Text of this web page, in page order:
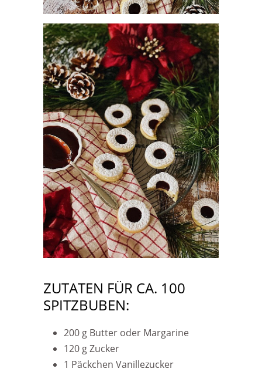
ZUTATEN FÜR CA. 100
SPITZBUBEN:
200 g Butter oder Margarine
120 g Zucker
1 Päckchen Vanillezucker